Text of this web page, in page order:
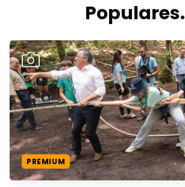
Populares.
PREMIUM